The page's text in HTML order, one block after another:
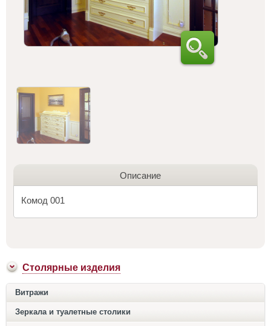
Описание
Комод 001
Столярные изделия
Витражи
Зеркала и туалетные столики